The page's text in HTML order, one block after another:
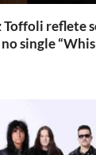
reflete
single